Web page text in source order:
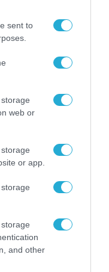
sent to
web or
or app.
and other
XIAOMI